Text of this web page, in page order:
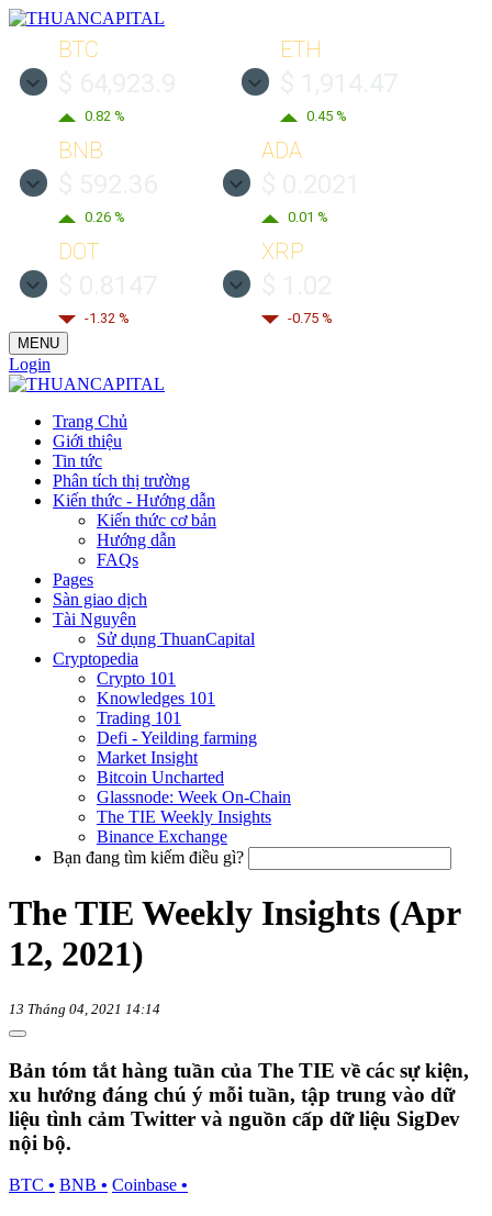
BTC
0.82 %
ETH
0.45 %
BNB
0.26 %
ADA
0.01 %
DOT
-1.32 %
XRP
-0.75 %
MENU
Login
Trang Chủ
Giới thiệu
Tin tức
Phân tích thị trường
Kiến thức - Hướng dẫn
Kiến thức cơ bản
Hướng dẫn
FAQs
Pages
Sàn giao dịch
Tài Nguyên
Sử dụng ThuanCapital
Cryptopedia
Crypto 101
Knowledges 101
Trading 101
Defi - Yeilding farming
Market Insight
Bitcoin Uncharted
Glassnode: Week On-Chain
The TIE Weekly Insights
Binance Exchange
Bạn đang tìm kiếm điều gì?
The TIE Weekly Insights (Apr
12, 2021)
13 Tháng 04, 2021 14:14
Bản tóm tắt hàng tuần của The TIE về các sự kiện,
xu hướng đáng chú ý mỗi tuần, tập trung vào dữ
liệu tình cảm Twitter và nguồn cấp dữ liệu SigDev
nội bộ.
BTC • BNB • Coinbase •